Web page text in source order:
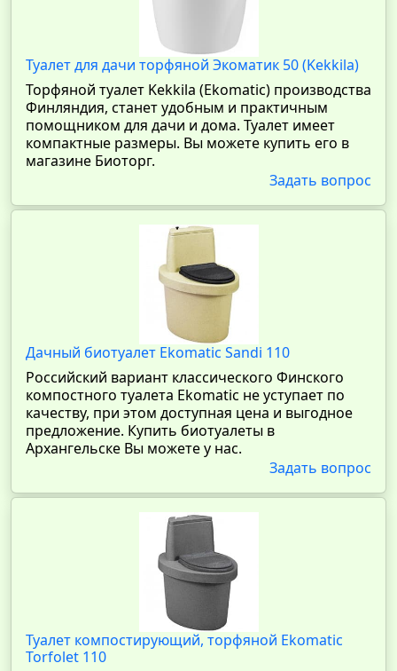
Туалет для дачи торфяной Экоматик 50 (Kekkila)
Торфяной туалет Kekkila (Ekomatic) производства
Финляндия, станет удобным и практичным
помощником для дачи и дома. Туалет имеет
компактные размеры. Вы можете купить его в
магазине Биоторг.
Задать вопрос
Дачный биотуалет Ekomatic Sandi 110
Российский вариант классического Финского
компостного туалета Ekomatic не уступает по
качеству, при этом доступная цена и выгодное
предложение. Купить биотуалеты в
Архангельске Вы можете у нас.
Задать вопрос
Туалет компостирующий, торфяной Ekomatic
Torfolet 110